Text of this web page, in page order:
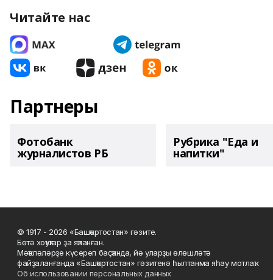
Читайте нас
Партнеры
Фотобанк
журналистов РБ
Рубрика "Еда и
напитки"
© 1917 - 2026 «Башҡортостан» гәзите.
Бөтә хоҡуҡтар ҙа яҡланған.
Мәҡәләләрҙе күсереп баҫҡанда, йә уларҙы өлөшләтә
файҙаланғанда «Башҡортостан» гәзитенә һылтанма яһау мотлаҡ.
Об использовании персональных данных